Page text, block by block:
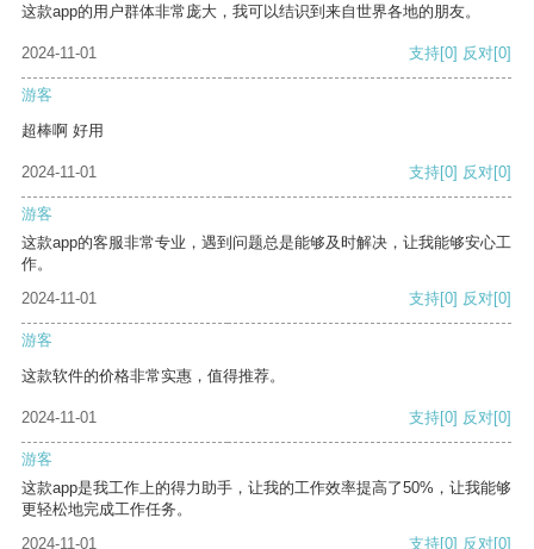
这款app的用户群体非常庞大，我可以结识到来自世界各地的朋友。
2024-11-01 支持[0] 反对[0]
游客
超棒啊 好用
2024-11-01 支持[0] 反对[0]
游客
这款app的客服非常专业，遇到问题总是能够及时解决，让我能够安心工
作。
2024-11-01
支持[0] 反对[0]
游客
这款软件的价格非常实惠，值得推荐。
2024-11-01 支持[0] 反对[0]
游客
这款app是我工作上的得力助手，让我的工作效率提高了50%，让我能够
更轻松地完成工作任务。
2024-11-01
支持[0] 反对[0]